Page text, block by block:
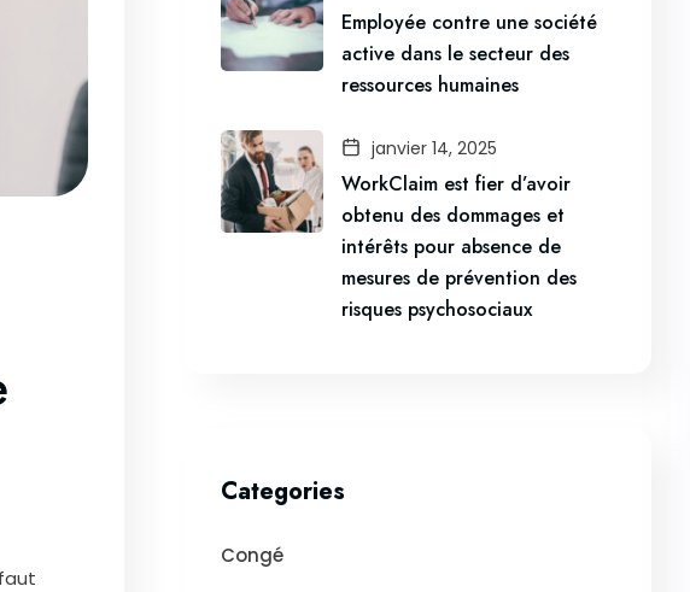
Employée contre une société
active dans le secteur des
ressources humaines
janvier 14, 2025
WorkClaim est fier d’avoir
obtenu des dommages et
intérêts pour absence de
mesures de prévention des
risques psychosociaux
Categories
Congé